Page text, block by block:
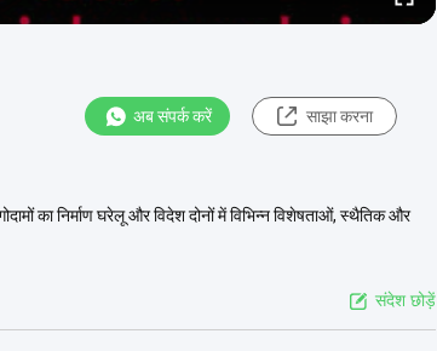
अब संपर्क करें साझा करना
का निर्माण घरेलू और विदेश दोनों में विभिन्न विशेषताओं, स्थैतिक और
संदेश छोड़ें